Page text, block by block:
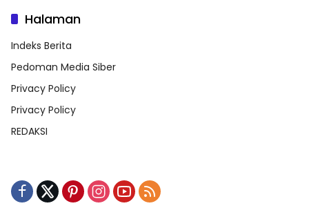
Halaman
Indeks Berita
Pedoman Media Siber
Privacy Policy
Privacy Policy
REDAKSI